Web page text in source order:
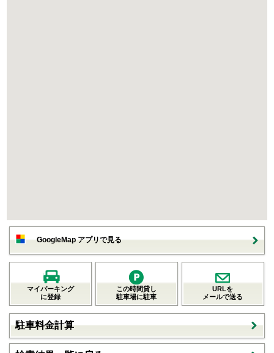
GoogleMap アプリで見る
マイパーキング
に登録
この時間貸し
駐車場に駐車
URLを
メールで送る
駐車料金計算